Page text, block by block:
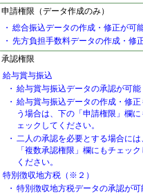
申請権限（データ作成のみ）
・ 総合振込データの作成・修正が可
・ 先方負担手数料データの作成・修
承認権限
給与賞与振込
・ 給与賞与振込データの承認が可能
・ 給与賞与振込データの作成・修正
う場合は、下の「申請権限」欄に
ェックしてください。
・ 二人の承認を必要とする場合には
「複数承認権限」欄にもチェッ
ください。
特別徴収地方税（※２）
・ 特別徴収地方税データの承認が可